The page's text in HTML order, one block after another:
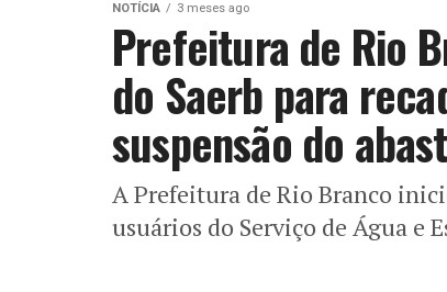
NOTÍCIA 3 meses ago
Prefeitura de Rio
do Saerb para
suspensão do
A Prefeitura de Rio Branco
usuários do Serviço de Água e